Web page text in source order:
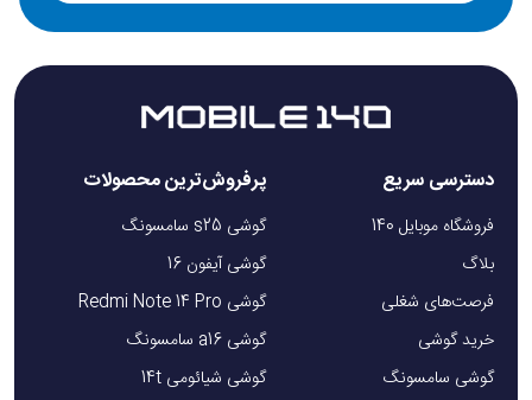
دسترسی سریع
فروشگاه موبایل 140
بلاگ
فرصت‌های شغلی
خرید گوشی
گوشی سامسونگ
پرفروش‌ترین محصولات
گوشی s25 سامسونگ
گوشی آیفون 16
گوشی Redmi Note 14 Pro
گوشی a16 سامسونگ
گوشی شیائومی 14t